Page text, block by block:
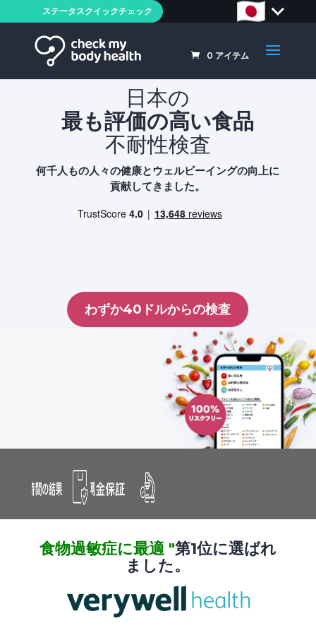
ステータスクイックチェック
0 アイテム
日本の
最も評価の高い食品
不耐性検査
何千人もの人々の健康とウェルビーイングの向上に
貢献してきました。
わずか40ドルからの検査
食物過敏症に最適 "第1位に選ばれ
ました。